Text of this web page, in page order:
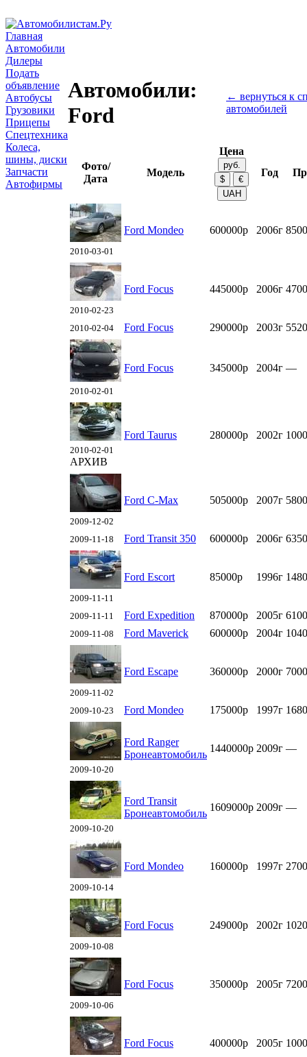
Главная
Автомобили
Дилеры
Подать
объявление
Автобусы
Грузовики
Прицепы
Спецтехника
Колеса,
шины, диски
Запчасти
Автофирмы
Автомобили:
Ford
← вернуться к
автомобилей
Фото/
Дата
Модель
Цена
Год
2010-03-01
Ford Mondeo 600000р 2006г
2010-02-23
Ford Focus 445000р 2006г
2010-02-04 Ford Focus 290000р 2003г
2010-02-01
Ford Focus 345000р 2004г —
2010-02-01
АРХИВ
Ford Taurus 280000р 2002г
2009-12-02
Ford C-Max 505000р 2007г
2009-11-18 Ford Transit 350 600000р 2006г
2009-11-11
Ford Escort 85000р 1996г
2009-11-11 Ford Expedition 870000р 2005г
2009-11-08 Ford Maverick 600000р 2004г
2009-11-02
Ford Escape 360000р 2000г
2009-10-23 Ford Mondeo 175000р 1997г
2009-10-20
Ford Ranger
Бронеавтомобиль
1440000р 2009г —
2009-10-20
Ford Transit
Бронеавтомобиль
1609000р 2009г —
2009-10-14
Ford Mondeo 160000р 1997г
2009-10-08
Ford Focus 249000р 2002г
2009-10-06
Ford Focus 350000р 2005г
Ford Focus 400000р 2005г